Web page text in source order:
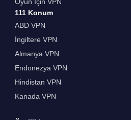
111 Konum
ABD VPN
İngiltere VPN
Almanya VPN
Endonezya VPN
Hindistan VPN
Kanada VPN